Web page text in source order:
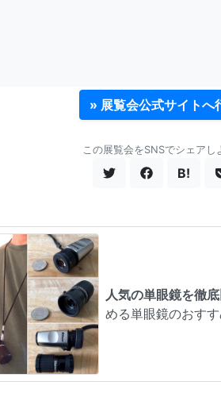
» 展覧会公式サイトへ
この展覧会をSNSでシェアし
B!
人気の単眼鏡を徹
める単眼鏡のおすす